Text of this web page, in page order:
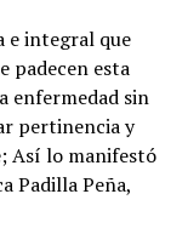
e integral que
padecen esta
enfermedad sin
pertinencia y
Así lo manifestó
Padilla Peña,